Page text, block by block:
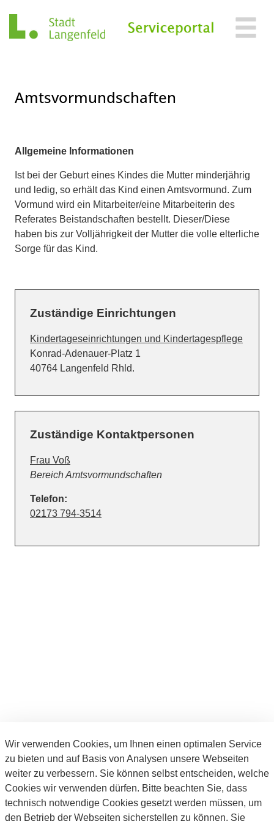
Amtsvormundschaften
Beschreibung
Allgemeine Informationen
Ist bei der Geburt eines Kindes die Mutter minderjährig
und ledig, so erhält das Kind einen Amtsvormund. Zum
Vormund wird ein Mitarbeiter/eine Mitarbeiterin des
Referates Beistandschaften bestellt. Dieser/Diese
haben bis zur Volljährigkeit der Mutter die volle elterliche
Sorge für das Kind.
Zuständige Einrichtungen
Kindertageseinrichtungen und Kindertagespflege
Straße:
Konrad-Adenauer-Platz Hausnummer:
1
PLZ:
40764 Ort:
Langenfeld Rhld.
Zuständige Kontaktpersonen
Frau Voß
Position:
Bereich Amtsvormundschaften
Telefon:
02173 794-3514
Stadt Langenfeld Rhld.
Der Bürgermeister
Telefon: 02173/794-0
Telefax: 02173/794-99999
Wir verwenden Cookies, um Ihnen einen optimalen Service
zu bieten und auf Basis von Analysen unsere Webseiten
weiter zu verbessern. Sie können selbst entscheiden, welche
Cookies wir verwenden dürfen. Bitte beachten Sie, dass
technisch notwendige Cookies gesetzt werden müssen, um
den Betrieb der Webseiten sicherstellen zu können. Sie